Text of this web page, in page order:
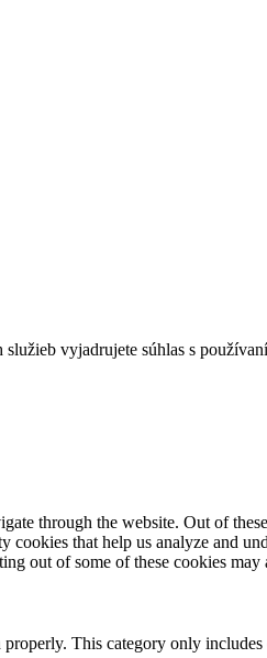
vyjadrujete súhlas s
through the website. Out of
that help us analyze and
out of some of these cookies
This category only